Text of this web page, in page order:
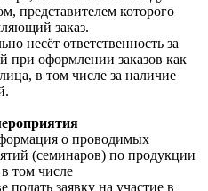
представителем которого
заказ.
несёт ответственность за
при оформлении заказов как
в том числе за наличие
о проводимых
(семинаров) по продукции
том числе
подать заявку на участие в